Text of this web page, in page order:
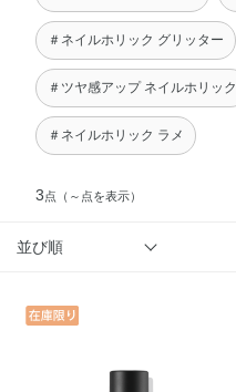
＃ネイルホリック グリッター
＃ツヤ感アップ ネイルホリック
＃ネイルホリック ラメ
3点 （～点を表示）
並び順